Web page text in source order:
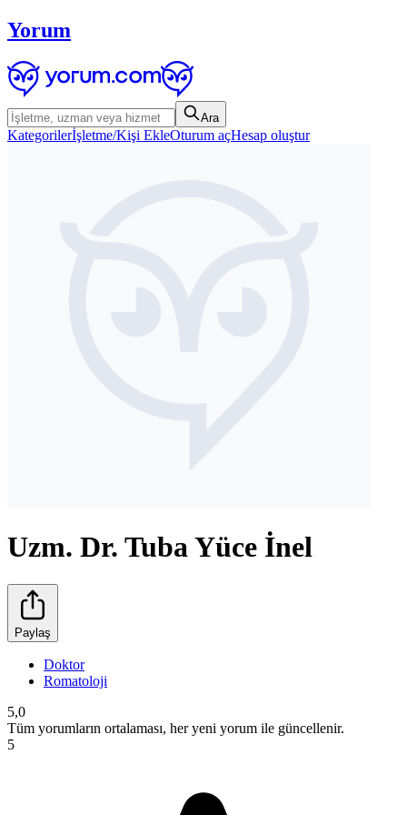
Yorum
Ara
Kategorilerİşletme/Kişi EkleOturum açHesap oluştur
Uzm. Dr. Tuba Yüce İnel
Paylaş
Doktor
Romatoloji
5,0
Tüm yorumların ortalaması, her yeni yorum ile güncellenir.
5